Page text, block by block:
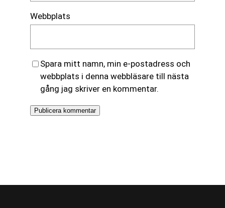
Webbplats
Spara mitt namn, min e-postadress och
webbplats i denna webbläsare till nästa
gång jag skriver en kommentar.